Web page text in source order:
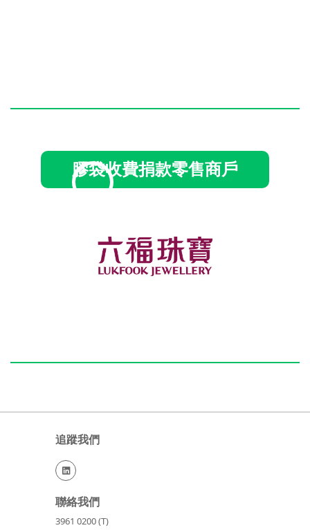
膠袋收費捐款零售商戶
追蹤我們

聯絡我們
3961 0200 (T)